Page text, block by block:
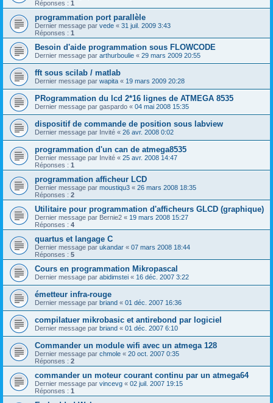
Réponses : 1
programmation port parallèle
Dernier message par vede « 31 juil. 2009 3:43
Réponses : 1
Besoin d'aide programmation sous FLOWCODE
Dernier message par arthurboulie « 29 mars 2009 20:55
fft sous scilab / matlab
Dernier message par wapita « 19 mars 2009 20:28
PRogrammation du lcd 2*16 lignes de ATMEGA 8535
Dernier message par gaspardo « 04 mai 2008 15:35
dispositif de commande de position sous labview
Dernier message par Invité « 26 avr. 2008 0:02
programmation d'un can de atmega8535
Dernier message par Invité « 25 avr. 2008 14:47
Réponses : 1
programmation afficheur LCD
Dernier message par moustiqu3 « 26 mars 2008 18:35
Réponses : 2
Utilitaire pour programmation d'afficheurs GLCD (graphique)
Dernier message par Bernie2 « 19 mars 2008 15:27
Réponses : 4
quartus et langage C
Dernier message par ukandar « 07 mars 2008 18:44
Réponses : 5
Cours en programmation Mikropascal
Dernier message par abidimstei « 16 déc. 2007 3:22
émetteur infra-rouge
Dernier message par briand « 01 déc. 2007 16:36
compilatuer mikrobasic et antirebond par logiciel
Dernier message par briand « 01 déc. 2007 6:10
Commander un module wifi avec un atmega 128
Dernier message par chmole « 20 oct. 2007 0:35
Réponses : 2
commander un moteur courant continu par un atmega64
Dernier message par vincevg « 02 juil. 2007 19:15
Réponses : 1